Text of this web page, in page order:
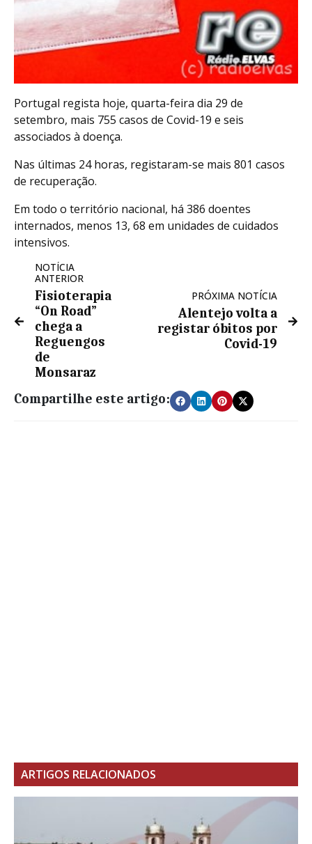
Portugal regista hoje, quarta-feira dia 29 de
setembro, mais 755 casos de Covid-19 e seis
associados à doença.
Nas últimas 24 horas, registaram-se mais 801 casos
de recuperação.
Em todo o território nacional, há 386 doentes
internados, menos 13, 68 em unidades de cuidados
intensivos.
NOTÍCIA
ANTERIOR
Fisioterapia
“On Road”
chega a
Reguengos
de
Monsaraz
PRÓXIMA NOTÍCIA
Alentejo volta a
registar óbitos por
Covid-19
Compartilhe este artigo:
ARTIGOS RELACIONADOS